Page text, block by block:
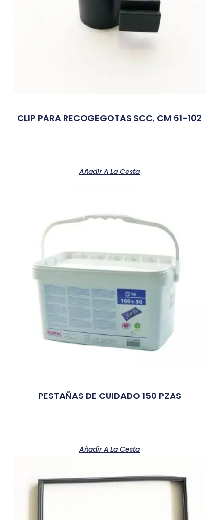
CLIP PARA RECOGEGOTAS SCC, CM 61-102
Añadir A La Cesta
PESTAÑAS DE CUIDADO 150 PZAS
Añadir A La Cesta